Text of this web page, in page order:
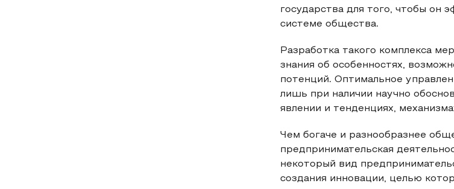
государства для того, чтобы он
системе общества.
Разработка такого комплекса
знания об особенностях,
потенций. Оптимальное
лишь при наличии научно
явлении и тенденциях,
Чем богаче и разнообразнее
предпринимательская
некоторый вид
создания инновации, целью